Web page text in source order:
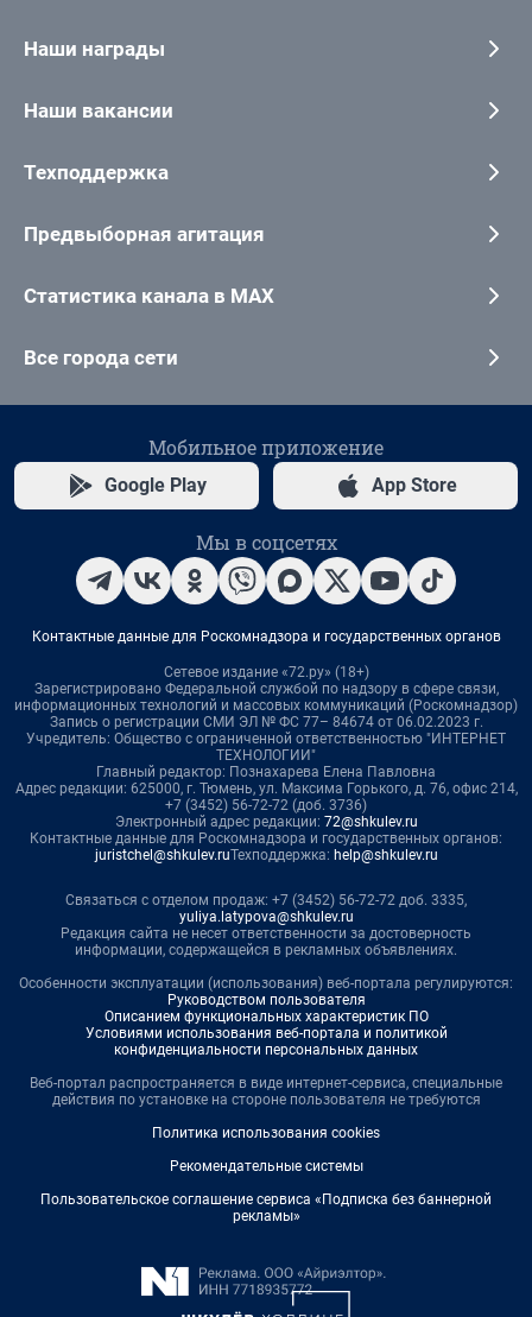
Наши награды
Наши вакансии
Техподдержка
Предвыборная агитация
Статистика канала в MAX
Все города сети
Мобильное приложение
Google Play App Store
Мы в соцсетях
Контактные данные для Роскомнадзора и государственных органов
Сетевое издание «72.ру» (18+)
Зарегистрировано Федеральной службой по надзору в сфере связи,
информационных технологий и массовых коммуникаций (Роскомнадзор)
Запись о регистрации СМИ ЭЛ № ФС 77– 84674 от 06.02.2023 г.
Учредитель: Общество с ограниченной ответственностью "ИНТЕРНЕТ
ТЕХНОЛОГИИ"
Главный редактор: Познахарева Елена Павловна
Адрес редакции: 625000, г. Тюмень, ул. Максима Горького, д. 76, офис 214,
+7 (3452) 56-72-72 (доб. 3736)
Электронный адрес редакции: 72@shkulev.ru
Контактные данные для Роскомнадзора и государственных органов:
juristchel@shkulev.ruТехподдержка: help@shkulev.ru
Связаться с отделом продаж: +7 (3452) 56-72-72 доб. 3335,
yuliya.latypova@shkulev.ru
Редакция сайта не несет ответственности за достоверность
информации, содержащейся в рекламных объявлениях.
Особенности эксплуатации (использования) веб-портала регулируются:
Руководством пользователя
Описанием функциональных характеристик ПО
Условиями использования веб-портала и политикой
конфиденциальности персональных данных
Веб-портал распространяется в виде интернет-сервиса, специальные
действия по установке на стороне пользователя не требуются
Политика использования cookies
Рекомендательные системы
Пользовательское соглашение сервиса «Подписка без баннерной
рекламы»